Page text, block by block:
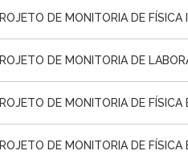
DE MONITORIA DE FÍSICA
DE MONITORIA DE
DE MONITORIA DE FÍSICA
DE MONITORIA DE FÍSICA